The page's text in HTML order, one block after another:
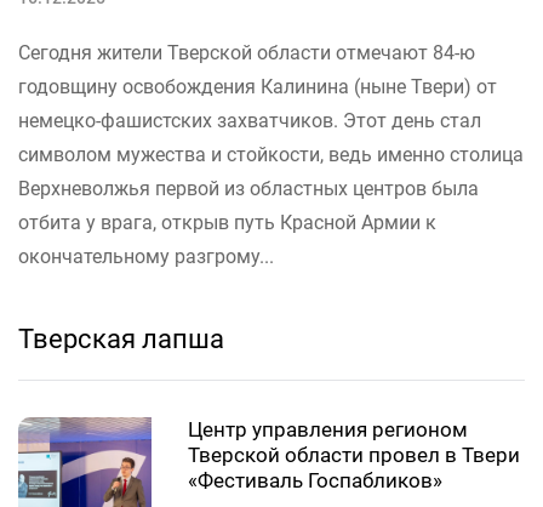
Сегодня жители Тверской области отмечают 84-ю
годовщину освобождения Калинина (ныне Твери) от
немецко-фашистских захватчиков. Этот день стал
символом мужества и стойкости, ведь именно столица
Верхневолжья первой из областных центров была
отбита у врага, открыв путь Красной Армии к
окончательному разгрому...
Тверская лапша
Центр управления регионом
Тверской области провел в Твери
«Фестиваль Госпабликов»